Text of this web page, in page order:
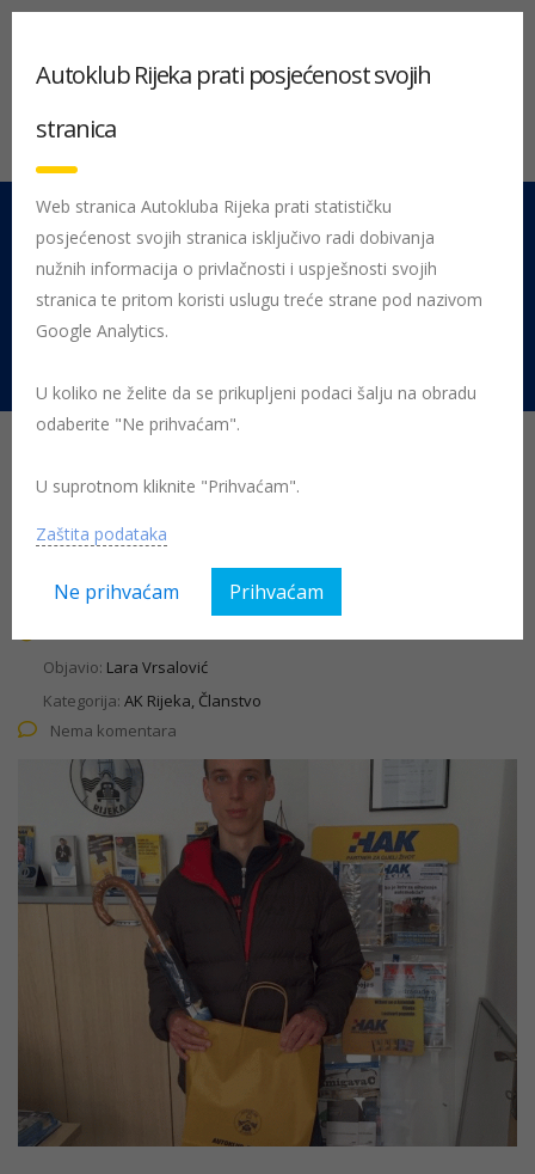
051 212 442 Centrala
Pon - Pet 08:00 - 16:00
Rujevica 9/1, 51000 Rijeka
Matija Kauzlarić je najbrži član na
stepenicama
Objavio: Lara Vrsalović
Kategorija: AK Rijeka, Članstvo
Nema komentara
Autoklub Rijeka prati posjećenost svojih
stranica
Web stranica Autokluba Rijeka prati statističku
posjećenost svojih stranica isključivo radi dobivanja
nužnih informacija o privlačnosti i uspješnosti svojih
stranica te pritom koristi uslugu treće strane pod nazivom
Google Analytics.
U koliko ne želite da se prikupljeni podaci šalju na obradu
odaberite "Ne prihvaćam".
U suprotnom kliknite "Prihvaćam".
Zaštita podataka
Ne prihvaćam Prihvaćam